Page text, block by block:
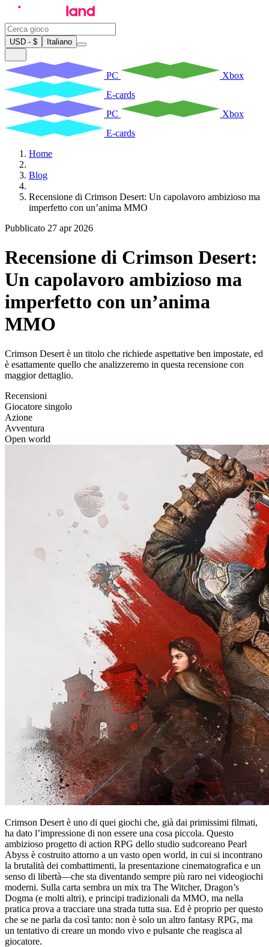
USD - $ Italiano
PC
Xbox
E-cards
PC
Xbox
E-cards
Home
Blog
Recensione di Crimson Desert: Un capolavoro ambizioso ma
imperfetto con un’anima MMO
Pubblicato 27 apr 2026
Recensione di Crimson Desert:
Un capolavoro ambizioso ma
imperfetto con un’anima
MMO
Crimson Desert è un titolo che richiede aspettative ben impostate, ed
è esattamente quello che analizzeremo in questa recensione con
maggior dettaglio.
Recensioni
Giocatore singolo
Azione
Avventura
Open world
Crimson Desert è uno di quei giochi che, già dai primissimi filmati,
ha dato l’impressione di non essere una cosa piccola. Questo
ambizioso progetto di action RPG dello studio sudcoreano Pearl
Abyss è costruito attorno a un vasto open world, in cui si incontrano
la brutalità dei combattimenti, la presentazione cinematografica e un
senso di libertà—che sta diventando sempre più raro nei videogiochi
moderni. Sulla carta sembra un mix tra The Witcher, Dragon’s
Dogma (e molti altri), e principi tradizionali da MMO, ma nella
pratica prova a tracciare una strada tutta sua. Ed è proprio per questo
che se ne parla da così tanto: non è solo un altro fantasy RPG, ma
un tentativo di creare un mondo vivo e pulsante che reagisca al
giocatore.